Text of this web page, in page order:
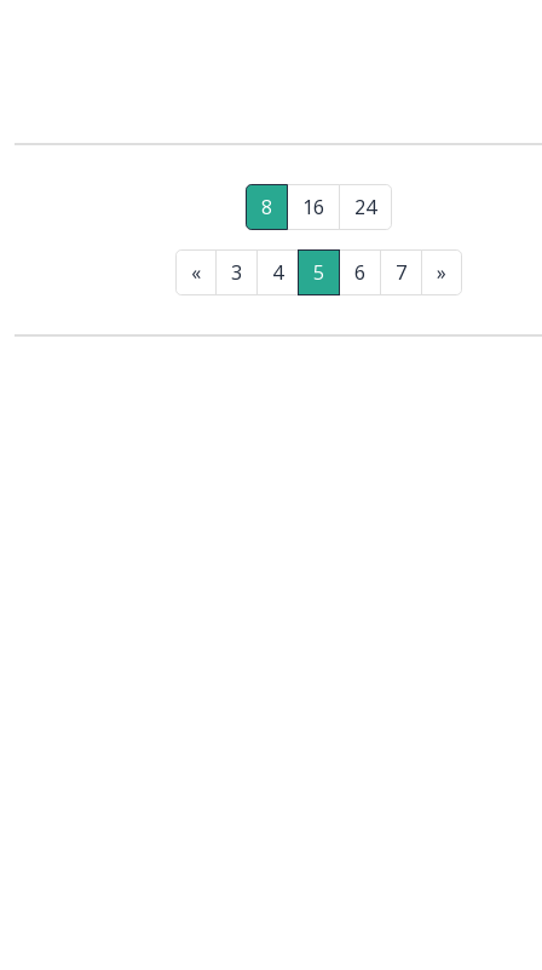
8 16 24
« 3 4 5 6 7 »